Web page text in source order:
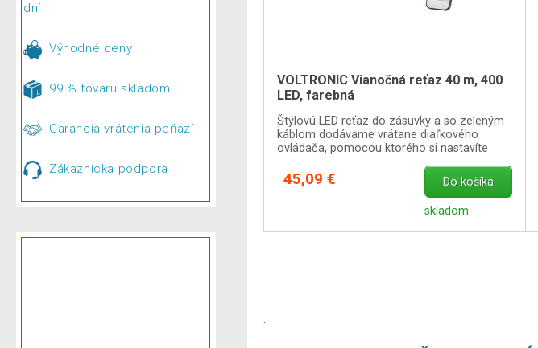
dní
Výhodné ceny
99 % tovaru skladom
Garancia vrátenia peňazí
Zákaznícka podpora
VOLTRONIC Vianočná reťaz 40 m, 400
LED, farebná
Štýlovú LED reťaz do zásuvky a so zeleným
káblom dodávame vrátane diaľkového
ovládača, pomocou ktorého si nastavíte
45,09 € Do košíka
skladom